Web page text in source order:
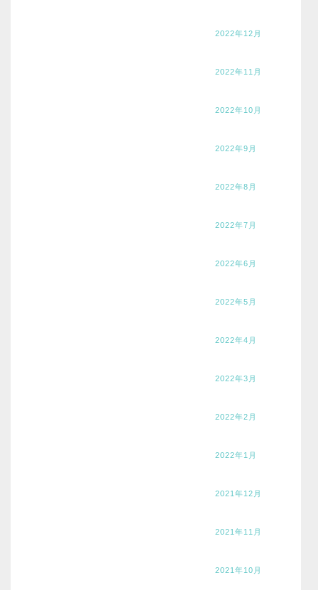
2022年12月
2022年11月
2022年10月
2022年9月
2022年8月
2022年7月
2022年6月
2022年5月
2022年4月
2022年3月
2022年2月
2022年1月
2021年12月
2021年11月
2021年10月